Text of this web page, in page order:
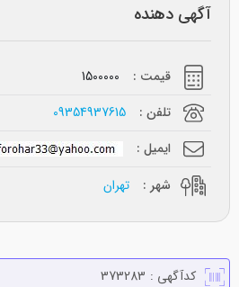
آگهی دهنده
قیمت :
1500000
تلفن :
09354937615
ایمیل :
شهر :
تهران
کدآگهی : 373283